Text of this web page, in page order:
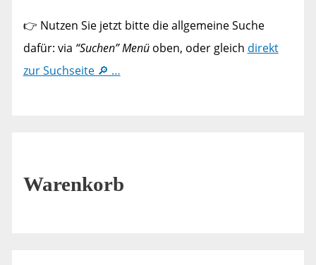
👉 Nutzen Sie jetzt bitte die allgemeine Suche
dafür: via “Suchen” Menüoben, oder gleich direkt
zur Suchseite 🔎 …
Warenkorb